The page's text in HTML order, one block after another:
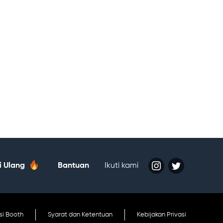
Ulang Bantuan Ikuti kami
Booth Syarat dan Ketentuan Kebijakan Privasi